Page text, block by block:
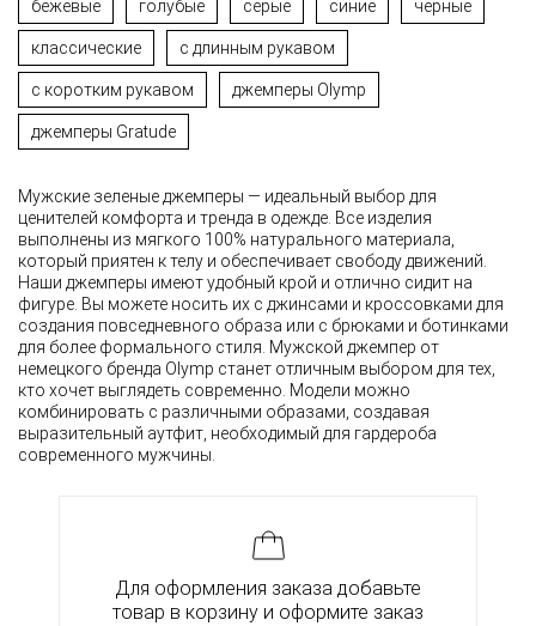
бежевые голубые серые синие черные
классические с длинным рукавом
с коротким рукавом джемперы Olymp
джемперы Gratude
Мужские зеленые джемперы — идеальный выбор для
ценителей комфорта и тренда в одежде. Все изделия
выполнены из мягкого 100% натурального материала,
который приятен к телу и обеспечивает свободу движений.
Наши джемперы имеют удобный крой и отлично сидит на
фигуре. Вы можете носить их с джинсами и кроссовками для
создания повседневного образа или с брюками и ботинками
для более формального стиля. Мужской джемпер от
немецкого бренда Olymp станет отличным выбором для тех,
кто хочет выглядеть современно. Модели можно
комбинировать с различными образами, создавая
выразительный аутфит, необходимый для гардероба
современного мужчины.
Для оформления заказа добавьте
товар в корзину и оформите заказ